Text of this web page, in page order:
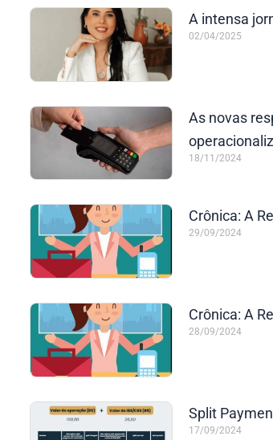
A intensa
02/04/2025
As novas
18/11/2024
Crônica: A
29/09/2024
Crônica: A
28/09/2024
Split
17/09/2024